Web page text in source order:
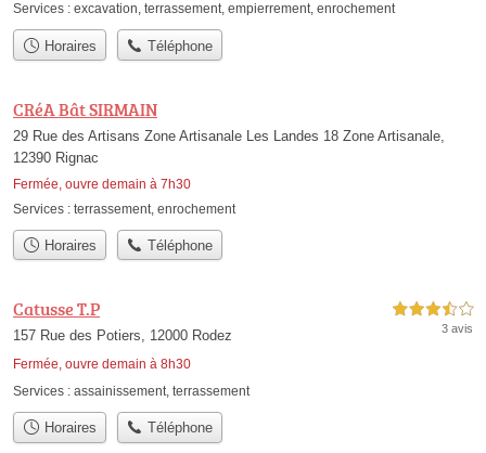
Services : excavation, terrassement, empierrement, enrochement
Horaires Téléphone
CRéA Bât SIRMAIN
29 Rue des Artisans Zone Artisanale Les Landes 18 Zone Artisanale,
12390 Rignac
Fermée, ouvre demain à 7h30
Services : terrassement enrochement
Horaires Téléphone
Catusse T.P
157 Rue des Potiers, 12000 Rodez
Fermée, ouvre demain à 8h30
3,5 étoiles sur 5
3 avis
Services : assainissement, terrassement
Horaires Téléphone